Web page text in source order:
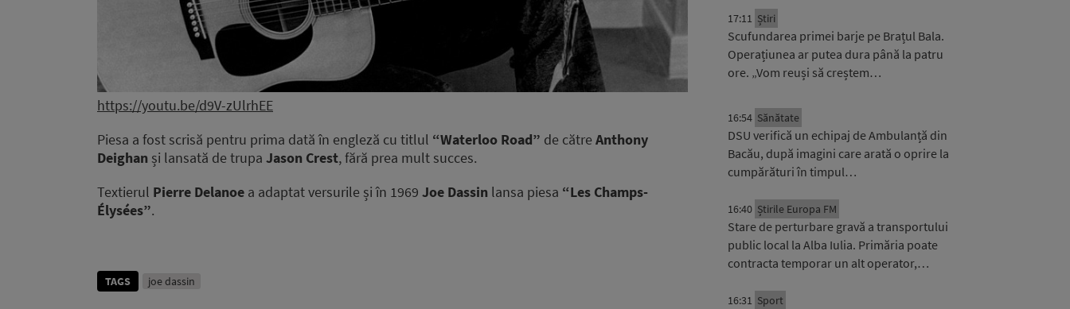
https://youtu.be/d9V-zUlrhEE
Piesa a fost scrisă pentru prima dată în engleză cu titlul “Waterloo Road” de către Anthony
Deighan și lansată de trupa Jason Crest, fără prea mult succes.
Textierul Pierre Delanoe a adaptat versurile și în 1969 Joe Dassin lansa piesa “Les Champs-
Élysées”.
TAGS joe dassin
17:11 Știri
Scufundarea primei barje pe Brațul Bala.
Operațiunea ar putea dura până la patru
ore. „Vom reuși să creștem…
16:54 Sănătate
DSU verifică un echipaj de Ambulanță din
Bacău, după imagini care arată o oprire la
cumpărături în timpul…
16:40 Știrile Europa FM
Stare de perturbare gravă a transportului
public local la Alba Iulia. Primăria poate
contracta temporar un alt operator,…
16:31 Sport